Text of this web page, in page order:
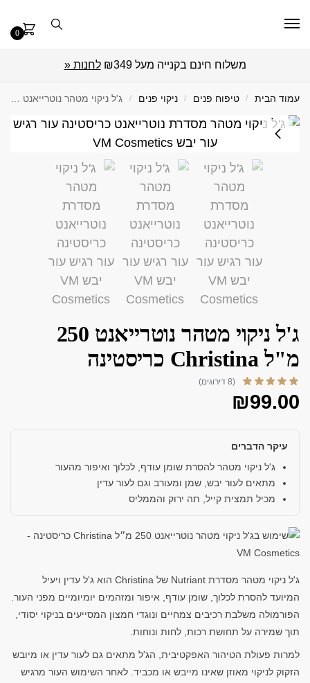
0
משלוח חינם בקנייה מעל ₪349 לחנות «
עמוד הבית / טיפוח פנים / ניקוי פנים / ג'ל ניקוי מטהר נוטרייאנט 250 מ"ל Christina כריסטינה
ג'ל ניקוי מטהר נוטרייאנט 250
מ"ל Christina כריסטינה
(8 דירוגים)
₪99.00
עיקר הדברים
ג'ל ניקוי מטהר להסרת שומן עודף, לכלוך ואיפור מהעור
מתאים לעור יבש, שמן ומעורב וגם לעור עדין
מכיל תמצית קייל, תה ירוק והממליס
ג'ל ניקוי מטהר מסדרת Nutriant של Christina הוא ג'ל עדין ויעיל
המיועד להסרת לכלוך, שומן עודף, איפור ומזהמים יומיומיים מפני העור.
הפורמולה משלבת רכיבים צמחיים ונוגדי חמצון המסייעים בניקוי יסודי,
תוך שמירה על תחושת רכות, לחות ונוחות.
למרות פעולת הטיהור האפקטיבית, הג'ל מתאים גם לעור עדין או מיובש
הזקוק לניקוי מאוזן שאינו מייבש או מכביד. לאחר השימוש העור מרגיש